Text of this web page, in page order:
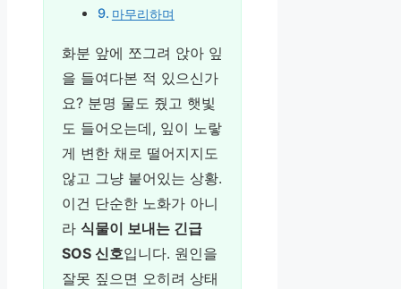
마무리하며
화분 앞에 쪼그려 앉아 잎
을 들여다본 적 있으신가
요? 분명 물도 줬고 햇빛
도 들어오는데, 잎이 노랗
게 변한 채로 떨어지지도
않고 그냥 붙어있는 상황.
이건 단순한 노화가 아니
라 식물이 보내는 긴급
SOS 신호입니다. 원인을
잘못 짚으면 오히려 상태